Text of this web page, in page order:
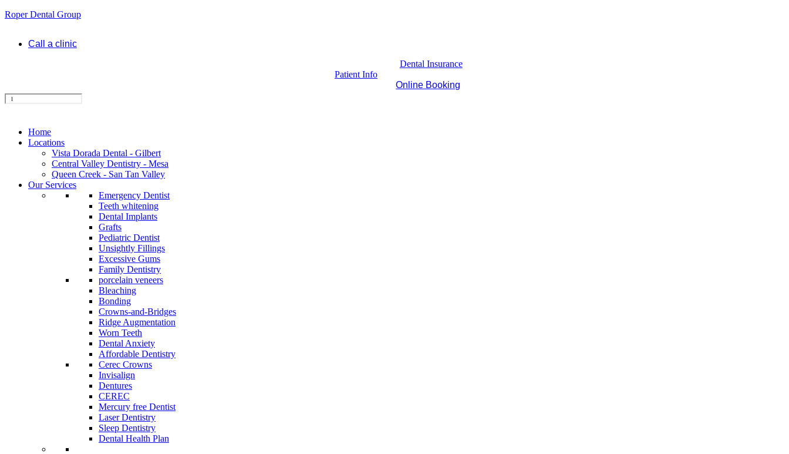
Roper Dental Group
Call a clinic
Dental Insurance
Patient Info
Online Booking
Home
Locations
Vista Dorada Dental - Gilbert
Central Valley Dentistry - Mesa
Queen Creek - San Tan Valley
Our Services
Emergency Dentist
Teeth whitening
Dental Implants
Grafts
Pediatric Dentist
Unsightly Fillings
Excessive Gums
Family Dentistry
porcelain veneers
Bleaching
Bonding
Crowns-and-Bridges
Ridge Augmentation
Worn Teeth
Dental Anxiety
Affordable Dentistry
Cerec Crowns
Invisalign
Dentures
CEREC
Mercury free Dentist
Laser Dentistry
Sleep Dentistry
Dental Health Plan